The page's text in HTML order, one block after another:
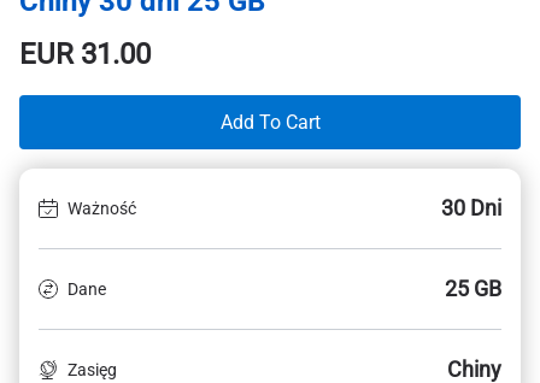
EUR31.00
Add To Cart
Ważność 30 Dni
Dane 25 GB
Zasięg Chiny